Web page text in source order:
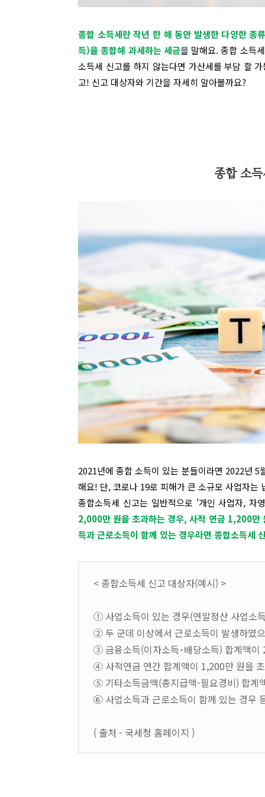
종합 소득세란 작년 한 해 동안 발생한 다양한 종
득)을 종합해 과세하는 세금을 말해요.종합 소득
소득세 신고를 하지 않는다면 가산세를 부담 할
고! 신고 대상자와 기간을 자세히 알아볼까요?
종합 소
2021년에 종합 소득이 있는 분들이라면 2022년
해요! 단, 코로나 19로 피해가 큰 소규모 사업자는
종합소득세 신고는 일반적으로 '개인 사업자,
2,000만 원을 초과하는 경우,사적 연금 1,200만
득과 근로소득이 함께 있는 경우라면 종합소득세
< 종합소득세 신고 대상자(예시) >
① 사업소득이 있는 경우(연말정산 사업소
② 두 군데 이상에서 근로소득이 발생하였
③ 금융소득(이자소득･배당소득) 합계액이
④ 사적연금 연간 합계액이 1,200만 원을
⑤ 기타소득금액(총지급액-필요경비) 합계
⑥ 사업소득과 근로소득이 함께 있는 경우
( 출처 - 국세청 홈페이지 )